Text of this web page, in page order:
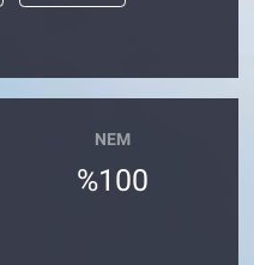
NEM
%100